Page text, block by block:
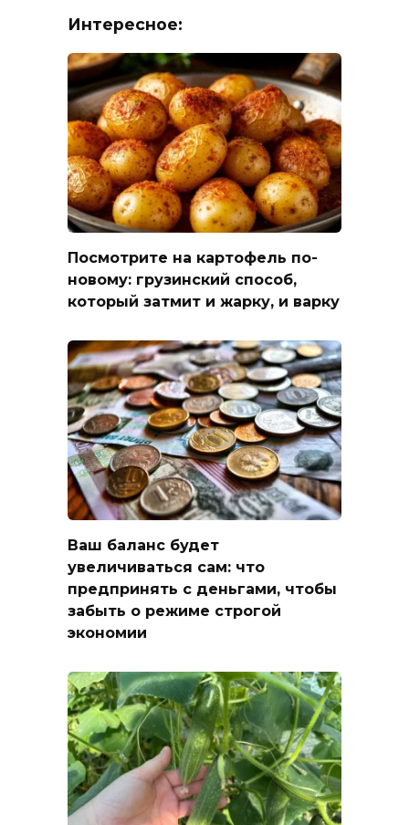
Интересное:
Посмотрите на картофель по-
новому: грузинский способ,
который затмит и жарку, и варку
Ваш баланс будет
увеличиваться сам: что
предпринять с деньгами, чтобы
забыть о режиме строгой
экономии